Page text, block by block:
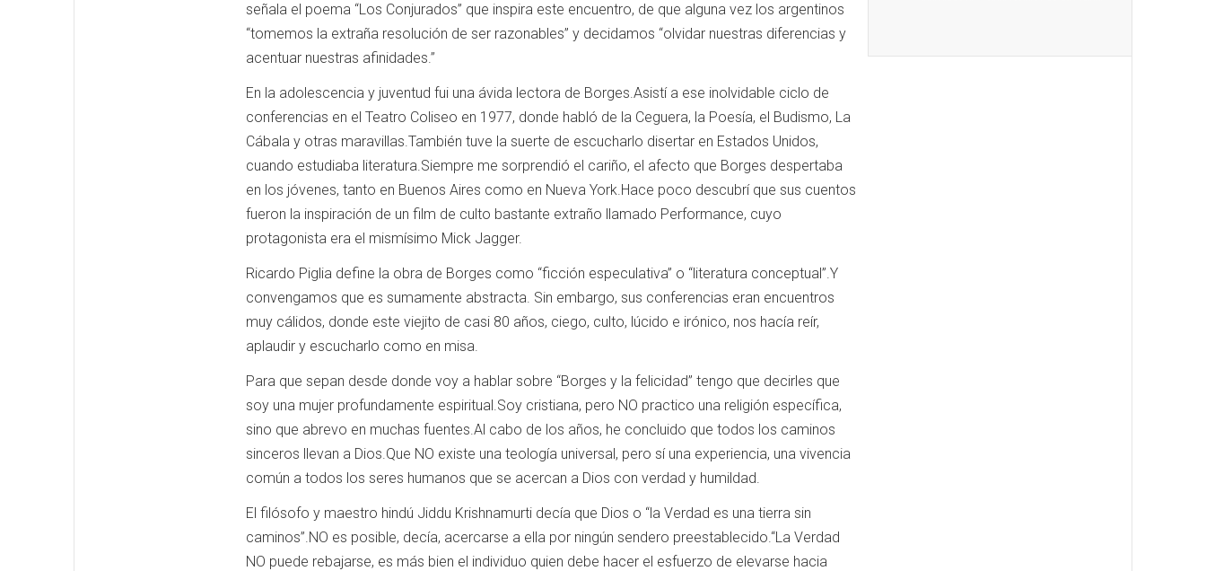
señala el poema “Los Conjurados” que inspira este encuentro, de que alguna vez los argentinos
“tomemos la extraña resolución de ser razonables” y decidamos “olvidar nuestras diferencias y
acentuar nuestras afinidades.”
En la adolescencia y juventud fui una ávida lectora de Borges.Asistí a ese inolvidable ciclo de
conferencias en el Teatro Coliseo en 1977, donde habló de la Ceguera, la Poesía, el Budismo, La
Cábala y otras maravillas.También tuve la suerte de escucharlo disertar en Estados Unidos,
cuando estudiaba literatura.Siempre me sorprendió el cariño, el afecto que Borges despertaba
en los jóvenes, tanto en Buenos Aires como en Nueva York.Hace poco descubrí que sus cuentos
fueron la inspiración de un film de culto bastante extraño llamado Performance, cuyo
protagonista era el mismísimo Mick Jagger.
Ricardo Piglia define la obra de Borges como “ficción especulativa” o “literatura conceptual”.Y
convengamos que es sumamente abstracta. Sin embargo, sus conferencias eran encuentros
muy cálidos, donde este viejito de casi 80 años, ciego, culto, lúcido e irónico, nos hacía reír,
aplaudir y escucharlo como en misa.
Para que sepan desde donde voy a hablar sobre “Borges y la felicidad” tengo que decirles que
soy una mujer profundamente espiritual.Soy cristiana, pero NO practico una religión específica,
sino que abrevo en muchas fuentes.Al cabo de los años, he concluido que todos los caminos
sinceros llevan a Dios.Que NO existe una teología universal, pero sí una experiencia, una vivencia
común a todos los seres humanos que se acercan a Dios con verdad y humildad.
El filósofo y maestro hindú Jiddu Krishnamurti decía que Dios o “la Verdad es una tierra sin
caminos”.NO es posible, decía, acercarse a ella por ningún sendero preestablecido.“La Verdad
NO puede rebajarse, es más bien el individuo quien debe hacer el esfuerzo de elevarse hacia